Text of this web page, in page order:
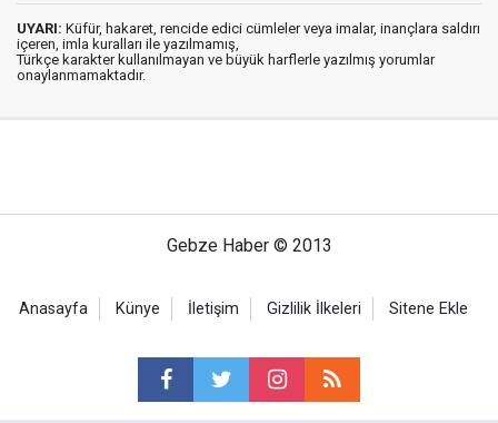
UYARI: Küfür, hakaret, rencide edici cümleler veya imalar, inançlara saldırı
içeren, imla kuralları ile yazılmamış,
Türkçe karakter kullanılmayan ve büyük harflerle yazılmış yorumlar
onaylanmamaktadır.
Gebze Haber © 2013
Anasayfa Künye İletişim Gizlilik İlkeleri Sitene Ekle